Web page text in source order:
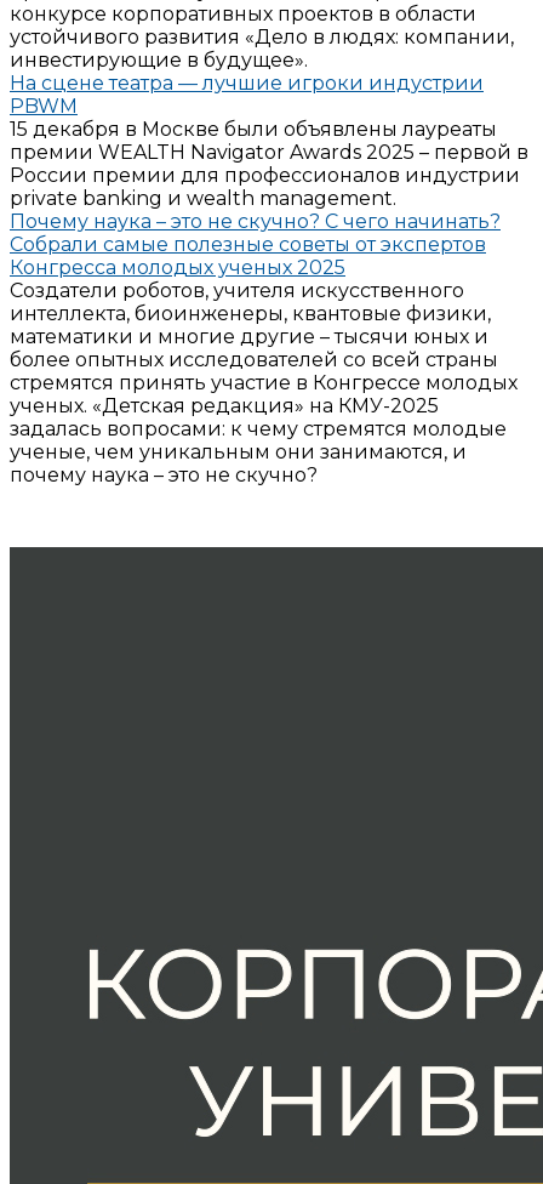
конкурсе корпоративных проектов в области
устойчивого развития «Дело в людях: компании,
инвестирующие в будущее».
На сцене театра — лучшие игроки индустрии
PBWM
15 декабря в Москве были объявлены лауреаты
премии WEALTH Navigator Awards 2025 – первой в
России премии для профессионалов индустрии
private banking и wealth management.
Почему наука – это не скучно? С чего начинать?
Собрали самые полезные советы от экспертов
Конгресса молодых ученых 2025
Создатели роботов, учителя искусственного
интеллекта, биоинженеры, квантовые физики,
математики и многие другие – тысячи юных и
более опытных исследователей со всей страны
стремятся принять участие в Конгрессе молодых
ученых. «Детская редакция» на КМУ-2025
задалась вопросами: к чему стремятся молодые
ученые, чем уникальным они занимаются, и
почему наука – это не скучно?